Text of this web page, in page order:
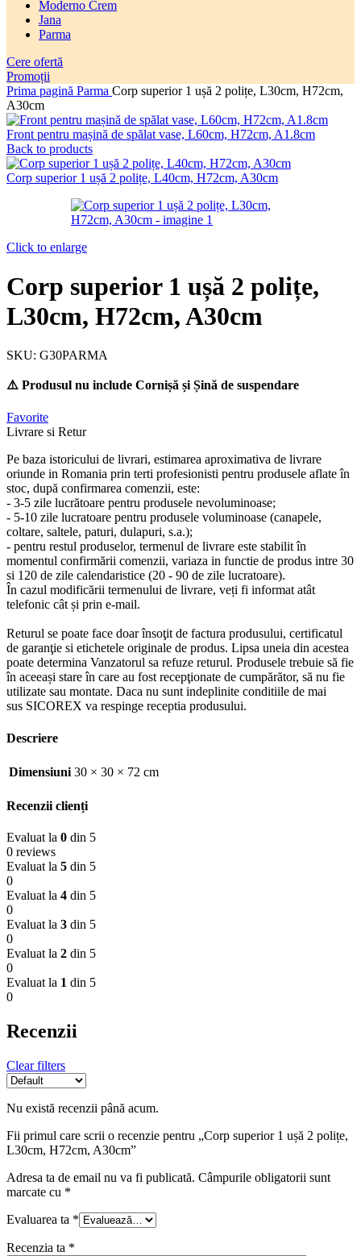
Moderno Crem
Jana
Parma
Cere ofertă
Promoții
Prima pagină Parma Corp superior 1 ușă 2 polițe, L30cm, H72cm,
A30cm
Front pentru mașină de spălat vase, L60cm, H72cm, A1.8cm
Back to products
Corp superior 1 ușă 2 polițe, L40cm, H72cm, A30cm
Click to enlarge
Corp superior 1 ușă 2 polițe,
L30cm, H72cm, A30cm
SKU: G30PARMA
⚠️ Produsul nu include Cornișă și Șină de suspendare
Favorite
Livrare si Retur
Pe baza istoricului de livrari, estimarea aproximativa de livrare
oriunde in Romania prin terti profesionisti pentru produsele aflate în
stoc, după confirmarea comenzii, este:
- 3-5 zile lucrătoare pentru produsele nevoluminoase;
- 5-10 zile lucratoare pentru produsele voluminoase (canapele,
coltare, saltele, paturi, dulapuri, s.a.);
- pentru restul produselor, termenul de livrare este stabilit în
momentul confirmării comenzii, variaza in functie de produs intre 30
si 120 de zile calendaristice (20 - 90 de zile lucratoare).
În cazul modificării termenului de livrare, veți fi informat atât
telefonic cât și prin e-mail.
Returul se poate face doar însoţit de factura produsului, certificatul
de garanţie si etichetele originale de produs. Lipsa uneia din acestea
poate determina Vanzatorul sa refuze returul. Produsele trebuie să fie
în aceeași stare în care au fost recepţionate de cumpărător, să nu fie
utilizate sau montate. Daca nu sunt indeplinite conditiile de mai
sus SICOREX va respinge receptia produsului.
Descriere
Dimensiuni 30 × 30 × 72 cm
Recenzii clienți
Evaluat la 0 din 5
0 reviews
Evaluat la 5 din 5
0
Evaluat la 4 din 5
0
Evaluat la 3 din 5
0
Evaluat la 2 din 5
0
Evaluat la 1 din 5
0
Recenzii
Clear filters
Nu există recenzii până acum.
Fii primul care scrii o recenzie pentru „Corp superior 1 ușă 2 polițe,
L30cm, H72cm, A30cm”
Adresa ta de email nu va fi publicată. Câmpurile obligatorii sunt
marcate cu *
Evaluarea ta *
Recenzia ta *